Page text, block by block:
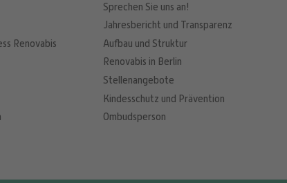
Renovabis
Sprechen Sie uns an!
Jahresbericht und Transparenz
Aufbau und Struktur
Renovabis in Berlin
Stellenangebote
Kindesschutz und Prävention
Ombudsperson